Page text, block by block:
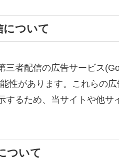
について
三者配信の広告サービス
性があります。これらの
するため、当サイトや他
ついて